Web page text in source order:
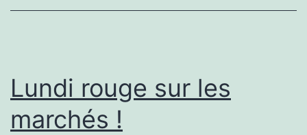
krach
Lundi rouge sur les
marchés !